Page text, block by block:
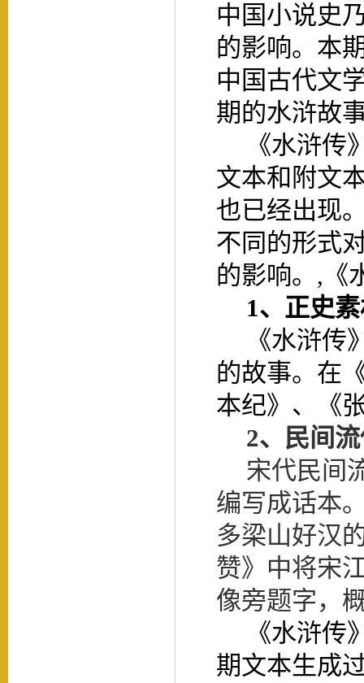
中国小说史
的影响。本
中国古代文
期的水浒故
《水浒
文本和附文
也已经出现
不同的形式
的影响。 ,《
1、正史
《水浒
的故事。在
本纪》、《
2、 民间
宋代民间
编写成话本
多梁山好汉
赞》中将宋
像旁题字，
《水浒
期文本生成